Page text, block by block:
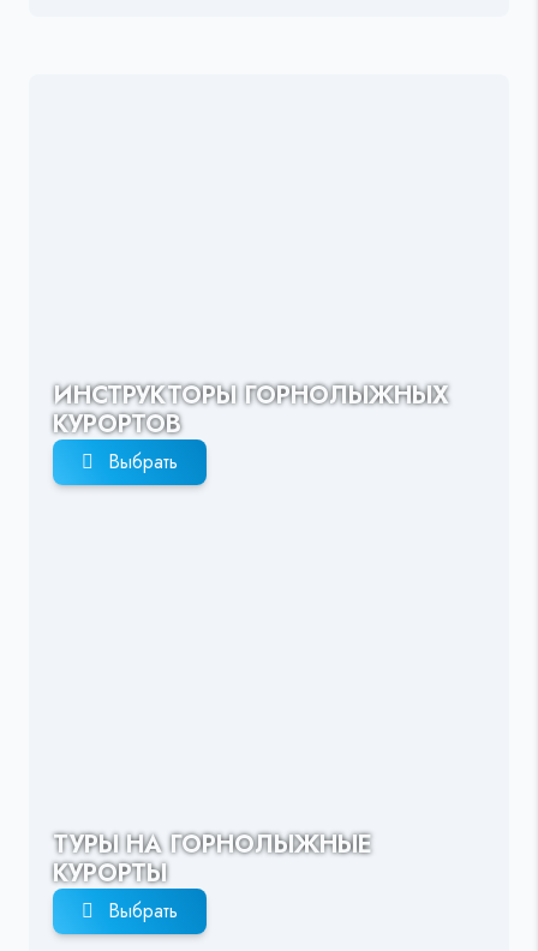
ИНСТРУКТОРЫ ГОРНОЛЫЖНЫХ
КУРОРТОВ
Выбрать
ТУРЫ НА ГОРНОЛЫЖНЫЕ
КУРОРТЫ
Выбрать